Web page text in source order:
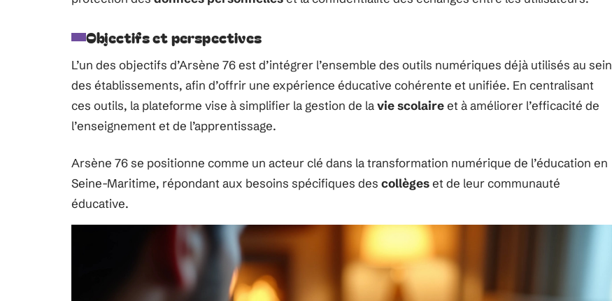
Objectifs et perspectives
L’un des objectifs d’Arsène 76 est d’intégrer l’ensemble des outils numériques déjà utilisés au sein
des établissements, afin d’offrir une expérience éducative cohérente et unifiée. En centralisant
ces outils, la plateforme vise à simplifier la gestion de lavie scolaireet à améliorer l’efficacité de
l’enseignement et de l’apprentissage.
Arsène 76 se positionne comme un acteur clé dans la transformation numérique de l’éducation en
Seine-Maritime, répondant aux besoins spécifiques des collègeset de leur communauté
éducative.